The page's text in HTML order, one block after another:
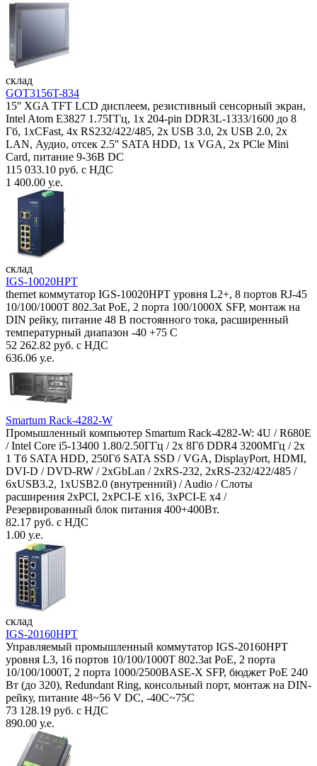
склад
GOT3156T-834
15'' XGA TFT LCD дисплеем, резистивный сенсорный экран,
Intel Atom E3827 1.75ГГц, 1x 204-pin DDR3L-1333/1600 до 8
Гб, 1xCFast, 4x RS232/422/485, 2x USB 3.0, 2x USB 2.0, 2x
LAN, Аудио, отсек 2.5'' SATA HDD, 1x VGA, 2x PCle Mini
Card, питание 9-36В DC
115 033.10 руб. с НДС
1 400.00 у.е.
склад
IGS-10020HPT
thernet коммутатор IGS-10020HPT уровня L2+, 8 портов RJ-45
10/100/1000T 802.3at PoE, 2 порта 100/1000X SFP, монтаж на
DIN рейку, питание 48 В постоянного тока, расширенный
температурный диапазон -40 +75 С
52 262.82 руб. с НДС
636.06 у.е.
Smartum Rack-4282-W
Промышленный компьютер Smartum Rack-4282-W: 4U / R680E
/ Intel Core i5-13400 1.80/2.50ГГц / 2x 8Гб DDR4 3200МГц / 2x
1 Тб SATA HDD, 250Гб SATA SSD / VGA, DisplayPort, HDMI,
DVI-D / DVD-RW / 2xGbLan / 2xRS-232, 2xRS-232/422/485 /
6xUSB3.2, 1xUSB2.0 (внутренний) / Audio / Слоты
расширения 2xPCI, 2xPCI-E x16, 3xPCI-E x4 /
Резервированный блок питания 400+400Вт.
82.17 руб. с НДС
1.00 у.е.
склад
IGS-20160HPT
Управляемый промышленный коммутатор IGS-20160HPT
уровня L3, 16 портов 10/100/1000T 802.3at PoE, 2 порта
10/100/1000T, 2 порта 1000/2500BASE-X SFP, бюджет PoE 240
Вт (до 320), Redundant Ring, консольный порт, монтаж на DIN-
рейку, питание 48~56 V DC, -40С~75C
73 128.19 руб. с НДС
890.00 у.е.